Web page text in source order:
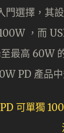
門選擇，其
，而
最高 60W
PD 產品